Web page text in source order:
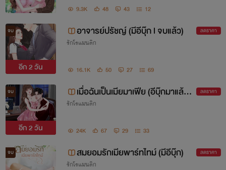
9.3K 48 43 12
จบ
อีก2 วัน
อาจารย์ปรัชญ์ (มีอีบุ๊ก l จบแล้ว) ลดราคา
รักโรแมนติก
16.1K 50 27 69
จบ
อีก2 วัน
เมื่อฉันเป็นเมียมาเฟีย (อีบุ๊กมาแล้วค่
ะ)
ลดราคา
รักโรแมนติก
24K 67 29 33
จบ สมยอมรักเมียพาร์ทไทม์ (มีอีบุ๊ก) ลดราคา
รักโรแมนติก